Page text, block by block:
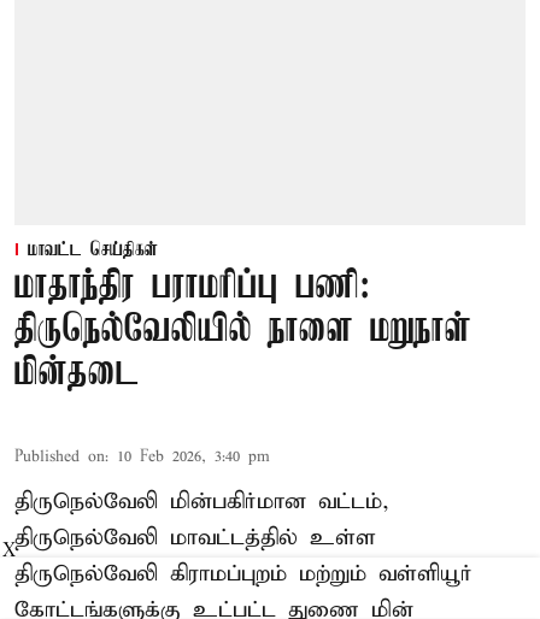
மாவட்ட செய்திகள்
மாதாந்திர பராமரிப்பு பணி:
திருநெல்வேலியில் நாளை மறுநாள்
மின்தடை
Published on: 10 Feb 2026, 3:40 pm
திருநெல்வேலி மின்பகிர்மான வட்டம்,
திருநெல்வேலி மாவட்டத்தில் உள்ள
திருநெல்வேலி கிராமப்புறம் மற்றும் வள்ளியூர்
கோட்டங்களுக்கு உட்பட்ட துணை மின்
X